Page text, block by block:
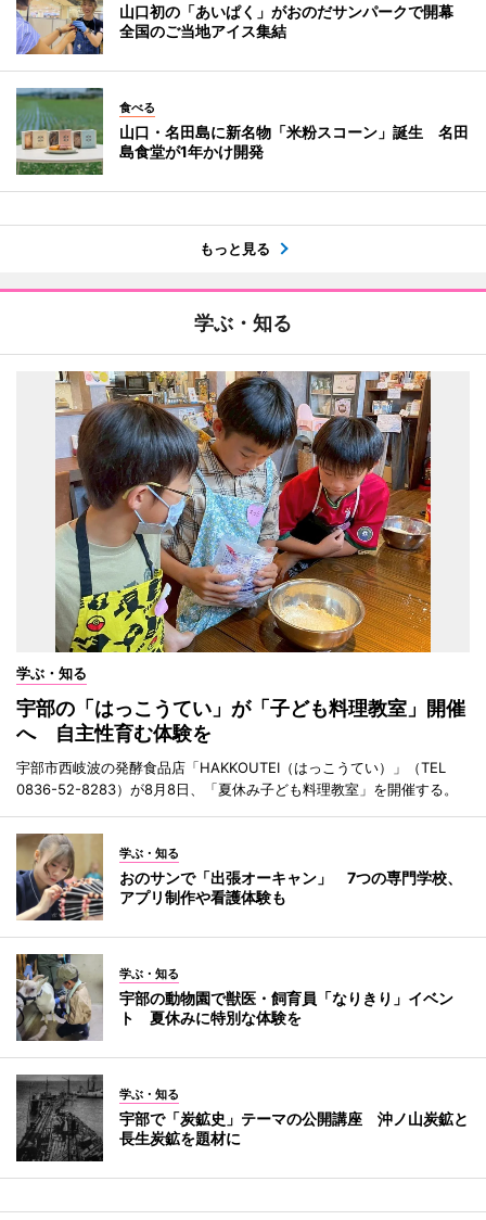
山口初の「あいぱく」がおのだサンパークで開幕
全国のご当地アイス集結
食べる
山口・名田島に新名物「米粉スコーン」誕生 名田
島食堂が1年かけ開発
もっと見る
学ぶ・知る
学ぶ・知る
宇部の「はっこうてい」が「子ども料理教室」開催
へ 自主性育む体験を
宇部市西岐波の発酵食品店「HAKKOUTEI（はっこうてい）」（TEL
0836-52-8283）が8月8日、「夏休み子ども料理教室」を開催する。
学ぶ・知る
おのサンで「出張オーキャン」 7つの専門学校、
アプリ制作や看護体験も
学ぶ・知る
宇部の動物園で獣医・飼育員「なりきり」イベン
ト 夏休みに特別な体験を
学ぶ・知る
宇部で「炭鉱史」テーマの公開講座 沖ノ山炭鉱と
長生炭鉱を題材に